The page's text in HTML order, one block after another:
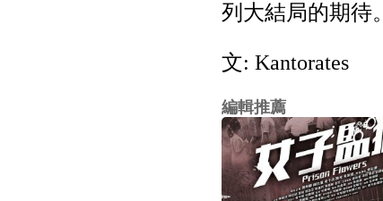
列大結局的期待。
文: Kantorates
編輯推薦